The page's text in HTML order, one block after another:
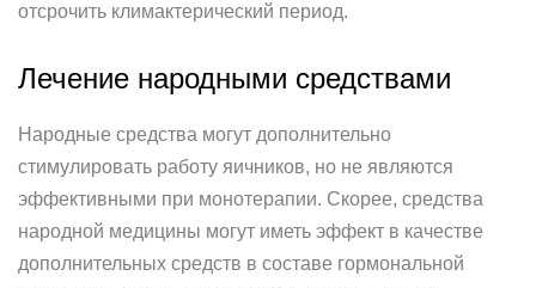
отсрочить климактерический период.
Лечение народными средствами
Народные средства могут дополнительно
стимулировать работу яичников, но не являются
эффективными при монотерапии. Скорее, средства
народной медицины могут иметь эффект в качестве
дополнительных средств в составе гормональной